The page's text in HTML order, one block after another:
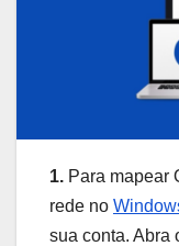
1. Para mapear
rede no
sua conta. Abra